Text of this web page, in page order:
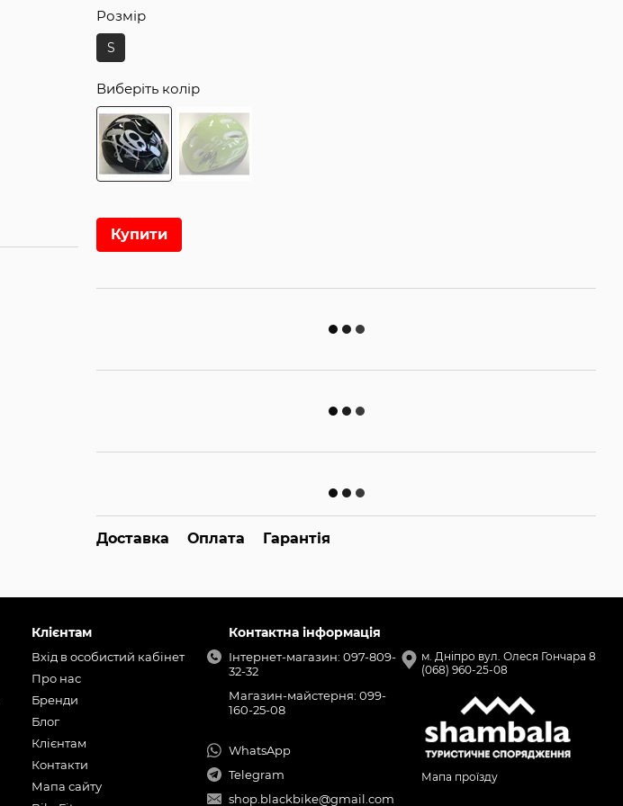
Розмір
S
Виберіть колір
Купити
Доставка Оплата Гарантія
Клієнтам
Вхід в особистий кабінет
Про нас
Бренди
Блог
Клієнтам
Контакти
Мапа сайту
Контактна інформація
Інтернет-магазин: 097-809-
32-32
Магазин-майстерня: 099-
160-25-08
WhatsApp
Telegram
shop.blackbike@gmail.com
м. Дніпро вул. Олеся Гончара 8
(068) 960-25-08
Мапа проїзду